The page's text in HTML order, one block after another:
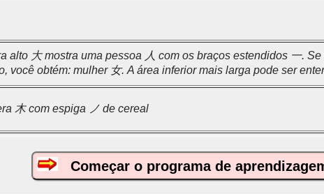
alto 大 mostra uma pessoa 人 com os braços estendidos 一.
você obtém: mulher 女. A área inferior mais larga pode ser
木 com espiga ノ de cereal
Começar o programa de